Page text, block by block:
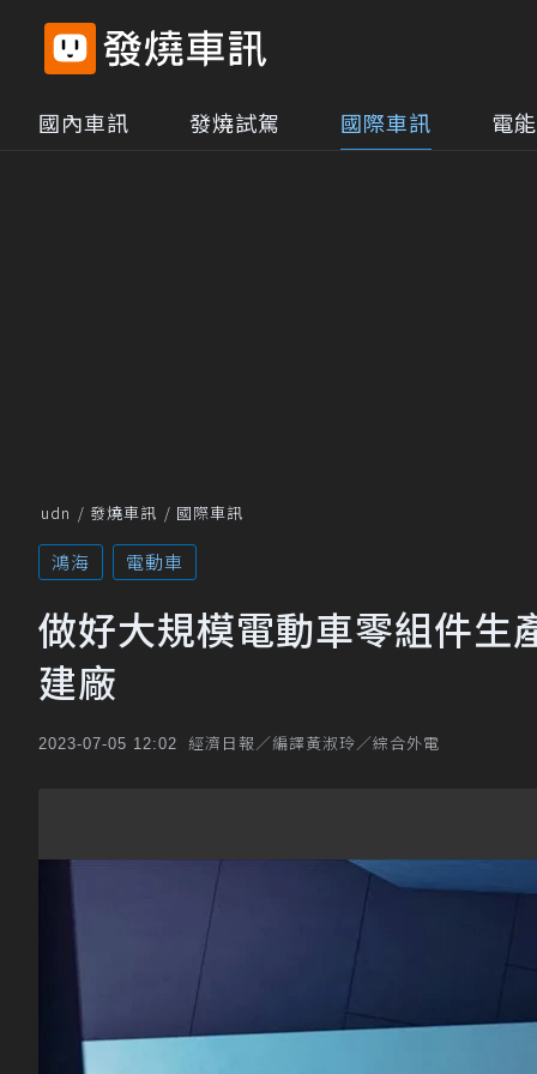
國內車訊 發燒試駕 國際車訊 電
udn 發燒車訊 國際車訊
鴻海 電動車
做好大規模電動車零組件生
建廠
2023-07-05 12:02 經濟日報／編譯黃淑玲／綜合外電